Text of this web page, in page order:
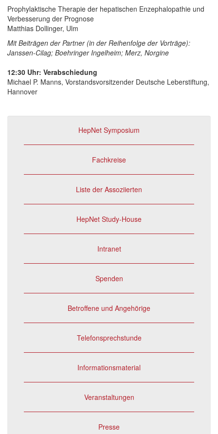
Prophylaktische Therapie der hepatischen Enzephalopathie und
Verbesserung der Prognose
Matthias Dollinger, Ulm
Mit Beiträgen der Partner (in der Reihenfolge der Vorträge):
Janssen-Cilag; Boehringer Ingelheim; Merz, Norgine
12:30 Uhr: Verabschiedung
Michael P. Manns, Vorstandsvorsitzender Deutsche Leberstiftung,
Hannover
HepNet Symposium
Fachkreise
Liste der Assoziierten
HepNet Study-House
Intranet
Spenden
Betroffene und Angehörige
Telefonsprechstunde
Informationsmaterial
Veranstaltungen
Presse